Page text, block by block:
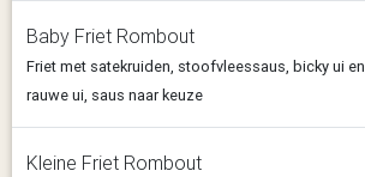
Baby Friet Rombout
Friet met satekruiden, stoofvleessaus, bicky ui en
rauwe ui, saus naar keuze
Kleine Friet Rombout